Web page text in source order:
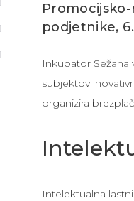
podjetnike,
Inkubator
subjektov
organizira
Intelektualna